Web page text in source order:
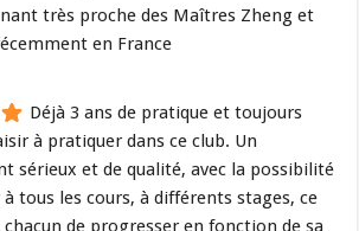
très proche des Maîtres Zheng et
en France
Déjà 3 ans de pratique et toujours
à pratiquer dans ce club. Un
sérieux et de qualité, avec la possibilité
tous les cours, à différents stages, ce
de progresser en fonction de sa